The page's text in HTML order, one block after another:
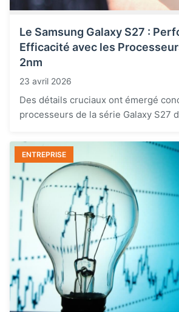
Le Samsung Galaxy S27 :
Efficacité avec les
2nm
23 avril 2026
Des détails cruciaux ont émergé
processeurs de la série Galaxy S27
ENTREPRISE